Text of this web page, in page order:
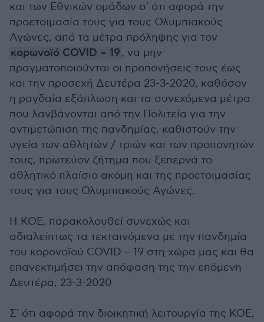
και των Εθνικών ομάδων σ' ότι αφορά την
προετοιμασία τους για τους Ολυμπιακούς
Αγώνες, από τα μέτρα πρόληψης για τον
κορωνοϊό COVID – 19, να μην
πραγματοποιούνται οι προπονήσεις τους έως
και την προσεχή Δευτέρα 23-3-2020, καθόσον
η ραγδαία εξάπλωση και τα συνεχόμενα μέτρα
που λανβάνονται από την Πολιτεία για την
αντιμετώπιση της πανδημίας, καθιστούν την
υγεία των αθλητών / τριών και των προπονητών
τους, πρωτεύον ζήτημα που ξεπερνά το
αθλητικό πλαίσιο ακόμη και της προετοιμασίας
τους για τους Ολυμπιακούς Αγώνες.
Η ΚΟΕ, παρακολουθεί συνεχώς και
αδιαλείπτως τα τεκταινόμενα με την πανδημία
του κορονοϊού COVID – 19 στη χώρα μας και θα
επανεκτιμήσει την απόφαση της την επόμενη
Δευτέρα, 23-3-2020
Σ' ότι αφορά την διοικητική λειτουργία της ΚΟΕ,